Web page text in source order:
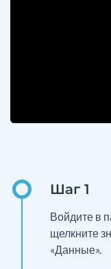
Войдите в
щелкните
«Данные».